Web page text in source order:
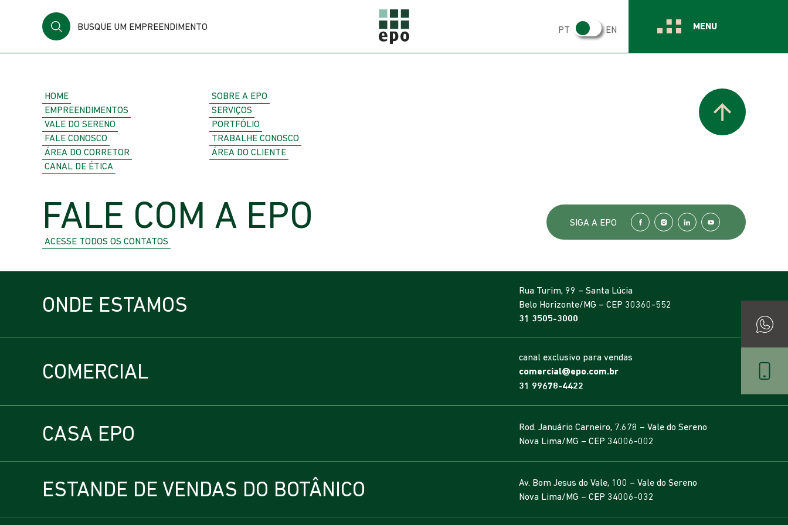
MENU
BUSQUE UM EMPREENDIMENTO PT EN
HOME
SOBRE A EPO
EMPREENDIMENTOS
SERVIÇOS
VALE DO SERENO
PORTFÓLIO
FALE CONOSCO
TRABALHE CONOSCO
ÁREA DO CORRETOR
ÁREA DO CLIENTE
CANAL DE ÉTICA
FALE COM A EPO
ACESSE TODOS OS CONTATOS
SIGA A EPO
ONDE ESTAMOS
Rua Turim, 99 – Santa Lúcia
Belo Horizonte/MG – CEP 30360-552
31 3505-3000
COMERCIAL
canal exclusivo para vendas
comercial@epo.com.br
31 99678-4422
CASA EPO
Rod. Januário Carneiro, 7.678 – Vale do Sereno
Nova Lima/MG – CEP 34006-002
ESTANDE DE VENDAS DO BOTÂNICO
Av. Bom Jesus do Vale, 100 – Vale do Sereno
Nova Lima/MG – CEP 34006-032